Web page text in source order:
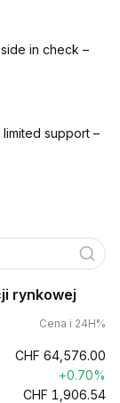
in check –
limited support –
rynkowej
Cena i 24H%
CHF 64,576.00
+0.70%
CHF 1,906.54